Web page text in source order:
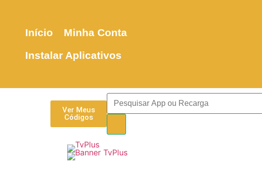
Início
Minha Conta
Instalar Aplicativos
Ver Meus
Códigos